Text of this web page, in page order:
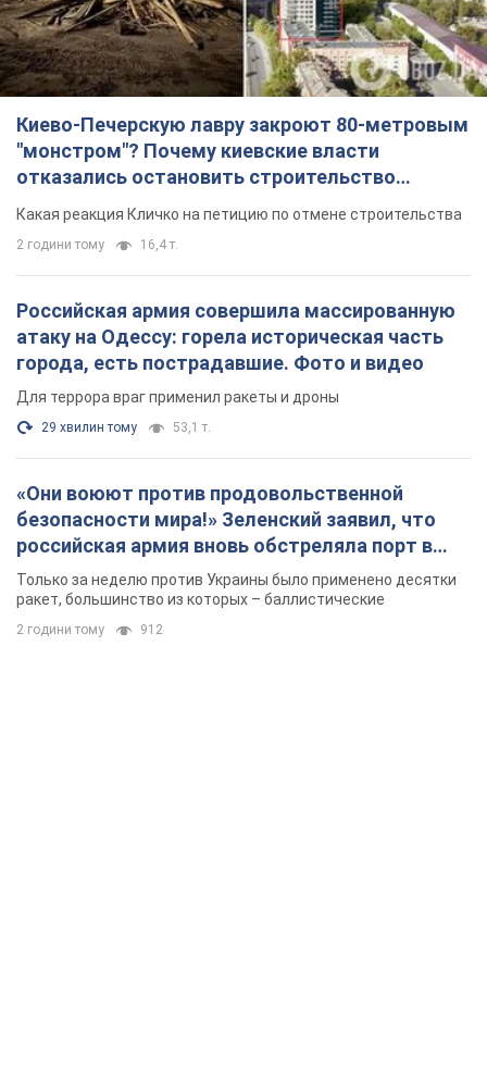
Киево-Печерскую лавру закроют 80-метровым
"монстром"? Почему киевские власти
отказались остановить строительство
небоскреба "московского верующего"
Какая реакция Кличко на петицию по отмене строительства
2 години тому 16,4 т.
Российская армия совершила массированную
атаку на Одессу: горела историческая часть
города, есть пострадавшие. Фото и видео
Для террора враг применил ракеты и дроны
29 хвилин тому 53,1 т.
«Они воюют против продовольственной
безопасности мира!» Зеленский заявил, что
российская армия вновь обстреляла порт в
Одессе
Только за неделю против Украины было применено десятки
ракет, большинство из которых – баллистические
2 години тому 912